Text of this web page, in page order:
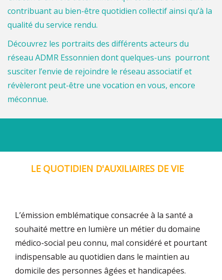
contribuant au bien-être quotidien collectif ainsi qu’à la
qualité du service rendu.
Découvrez les portraits des différents acteurs du
réseau ADMR Essonnien dont quelques-uns pourront
susciter l’envie de rejoindre le réseau associatif et
révèleront peut-être une vocation en vous, encore
méconnue.
LE QUOTIDIEN D'AUXILIAIRES DE VIE
L’émission emblématique consacrée à la santé a
souhaité mettre en lumière un métier du domaine
médico-social peu connu, mal considéré et pourtant
indispensable au quotidien dans le maintien au
domicile des personnes âgées et handicapées.